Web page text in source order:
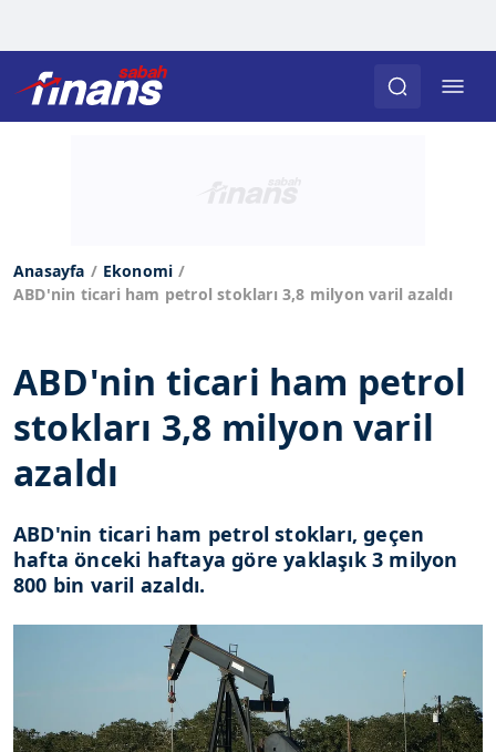
Anasayfa
Ekonomi
ABD'nin ticari ham petrol stokları 3,8 milyon varil azaldı
ABD'nin ticari ham petrol
stokları 3,8 milyon varil
azaldı
ABD'nin ticari ham petrol stokları, geçen
hafta önceki haftaya göre yaklaşık 3 milyon
800 bin varil azaldı.